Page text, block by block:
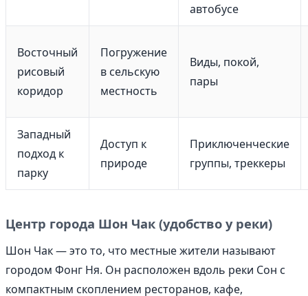
автобусе
Восточный
рисовый
коридор
Погружение
в сельскую
местность
Виды, покой,
пары
Западный
подход к
парку
Доступ к
природе
Приключенческие
группы, треккеры
Центр города Шон Чак (удобство у реки)
Шон Чак — это то, что местные жители называют
городом Фонг Ня. Он расположен вдоль реки Сон с
компактным скоплением ресторанов, кафе,